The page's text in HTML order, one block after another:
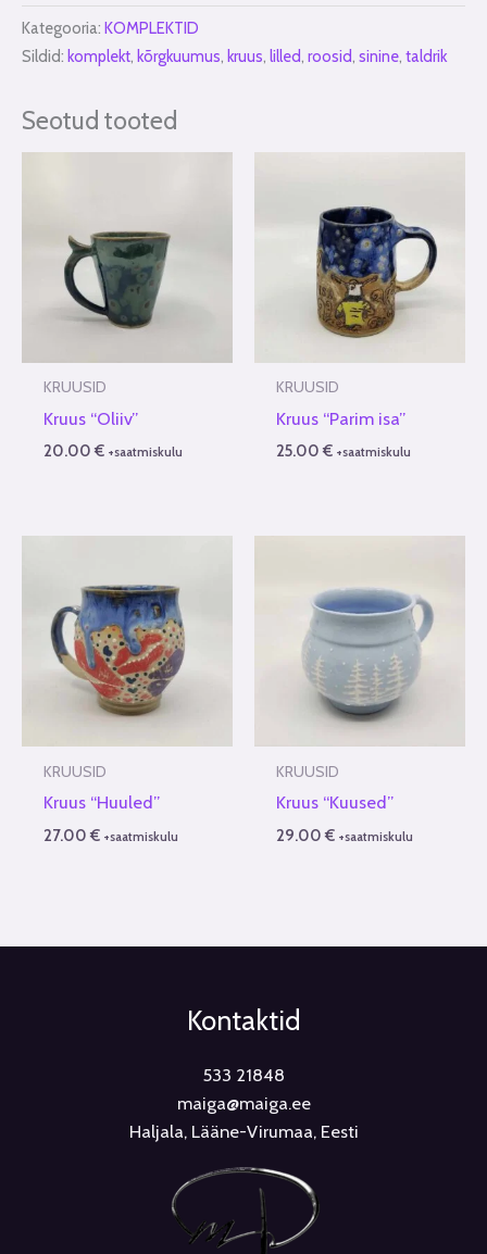
Kategooria: KOMPLEKTID
Sildid: komplekt, kõrgkuumus, kruus, lilled, roosid, sinine, taldrik
Seotud tooted
KRUUSID
Kruus “Oliiv”
20.00€ +saatmiskulu
KRUUSID
Kruus “Parim isa”
25.00€ +saatmiskulu
KRUUSID
Kruus “Huuled”
27.00€ +saatmiskulu
KRUUSID
Kruus “Kuused”
29.00€ +saatmiskulu
Kontaktid
533 21848
maiga@maiga.ee
Haljala, Lääne-Virumaa, Eesti